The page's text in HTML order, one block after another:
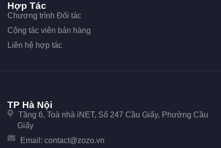
Hợp Tác
Chương trình Đối tác
Cộng tác viên bán hàng
Liên hệ hợp tác
TP Hà Nội
Tầng 6, Toà nhà iNET, Số 247 Cầu Giấy, Phường Cầu
Giấy
Email: contact@zozo.vn